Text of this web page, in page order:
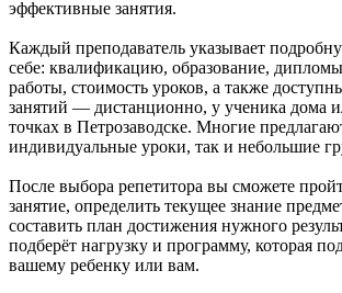
эффективные занятия.
Каждый преподаватель указывает
себе: квалификацию, образование,
работы, стоимость уроков, а также
занятий — дистанционно, у ученика дома
точках в Петрозаводске. Многие
индивидуальные уроки, так и небольшие
После выбора репетитора вы сможете
занятие, определить текущее знание
составить план достижения нужного
подберёт нагрузку и программу, которая
вашему ребенку или вам.